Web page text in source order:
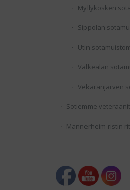
Myllykosken
Sippolan
Utin
Valkealan
Vekaranjärven
Sotiemme
Mannerheim-ristin